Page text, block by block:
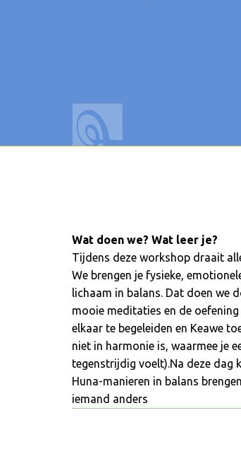
Wat doen we? Wat leer je?
Tijdens deze workshop draait
We brengen je fysieke,
lichaam in balans. Dat doen we
mooie meditaties en de
elkaar te begeleiden en Keawe
niet in harmonie is, waarmee je
tegenstrijdig voelt).Na deze dag
Huna-manieren in balans
iemand anders